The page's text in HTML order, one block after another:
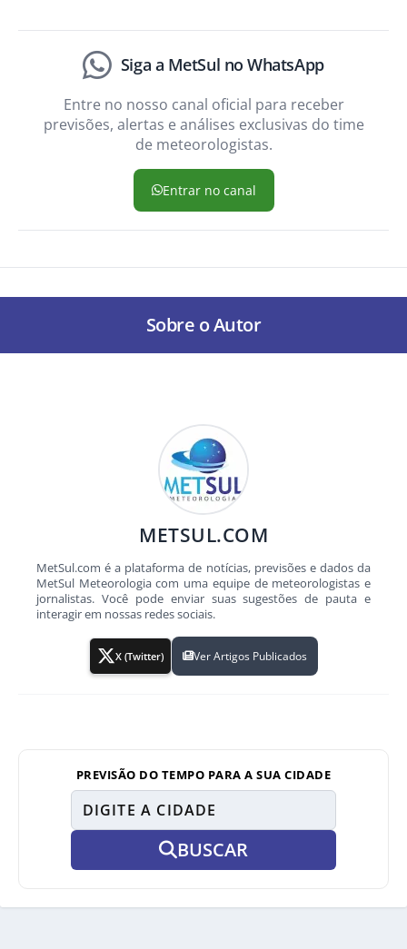
Siga a MetSul no WhatsApp
Entre no nosso canal oficial para receber
previsões, alertas e análises exclusivas do time
de meteorologistas.
Entrar no canal
Sobre o Autor
METSUL.COM
MetSul.com é a plataforma de notícias, previsões e dados da
MetSul Meteorologia com uma equipe de meteorologistas e
jornalistas. Você pode enviar suas sugestões de pauta e
interagir em nossas redes sociais.
X (Twitter) Ver Artigos Publicados
PREVISÃO DO TEMPO PARA A SUA CIDADE
BUSCAR